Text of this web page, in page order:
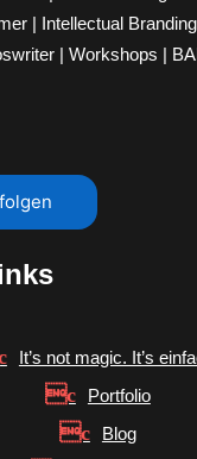
| Intellectual
| Workshops |
It’s not magic. It’s
Portfolio
Blog